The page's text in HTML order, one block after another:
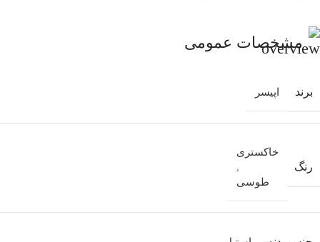
مشخصات عمومی
برند اپیسر
رنگ
خاکستری
,
طوسی